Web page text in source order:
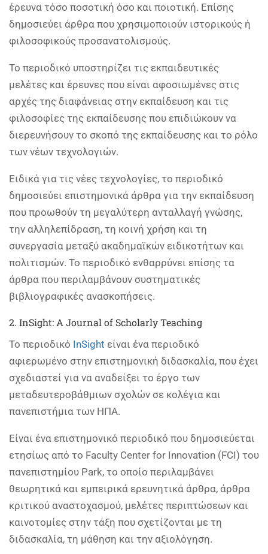
έρευνα τόσο ποσοτική όσο και ποιοτική. Επίσης
δημοσιεύει άρθρα που χρησιμοποιούν ιστορικούς ή
φιλοσοφικούς προσανατολισμούς.
Το περιοδικό υποστηρίζει τις εκπαιδευτικές
μελέτες και έρευνες που είναι αφοσιωμένες στις
αρχές της διαφάνειας στην εκπαίδευση και τις
φιλοσοφίες της εκπαίδευσης που επιδιώκουν να
διερευνήσουν το σκοπό της εκπαίδευσης και το ρόλο
των νέων τεχνολογιών.
Ειδικά για τις νέες τεχνολογίες, το περιοδικό
δημοσιεύει επιστημονικά άρθρα για την εκπαίδευση
που προωθούν τη μεγαλύτερη ανταλλαγή γνώσης,
την αλληλεπίδραση, τη κοινή χρήση και τη
συνεργασία μεταξύ ακαδημαϊκών ειδικοτήτων και
πολιτισμών. Το περιοδικό ενθαρρύνει επίσης τα
άρθρα που περιλαμβάνουν συστηματικές
βιβλιογραφικές ανασκοπήσεις.
2. InSight: A Journal of Scholarly Teaching
Το περιοδικό InSight είναι ένα περιοδικό
αφιερωμένο στην επιστημονική διδασκαλία, που έχει
σχεδιαστεί για να αναδείξει το έργο των
μεταδευτεροβάθμιων σχολών σε κολέγια και
πανεπιστήμια των ΗΠΑ.
Είναι ένα επιστημονικό περιοδικό που δημοσιεύεται
ετησίως από το Faculty Center for Innovation (FCI) του
πανεπιστημίου Park, το οποίο περιλαμβάνει
θεωρητικά και εμπειρικά ερευνητικά άρθρα, άρθρα
κριτικού αναστοχασμού, μελέτες περιπτώσεων και
καινοτομίες στην τάξη που σχετίζονται με τη
διδασκαλία, τη μάθηση και την αξιολόγηση.